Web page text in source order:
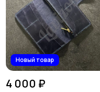
Новый товар
4 000 ₽